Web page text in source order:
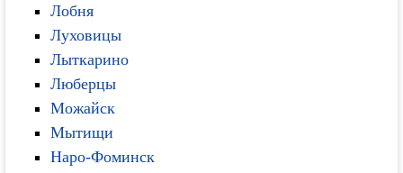
Лобня
Луховицы
Лыткарино
Люберцы
Можайск
Мытищи
Наро-Фоминск